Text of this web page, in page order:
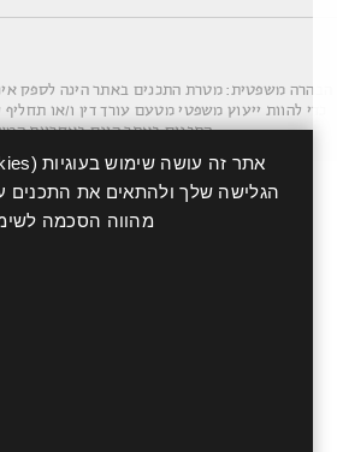
משפטית: מטרת התכנים באתר הינה לספק
להוות ייעוץ משפטי מטעם עורך דין ו/או תחליף
התכנים באתר הינם באחריות
הגלישה שלך ולהתאים את התכנים
מהווה הסכמה לשימוש